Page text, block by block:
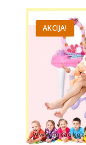
AKCIJA!